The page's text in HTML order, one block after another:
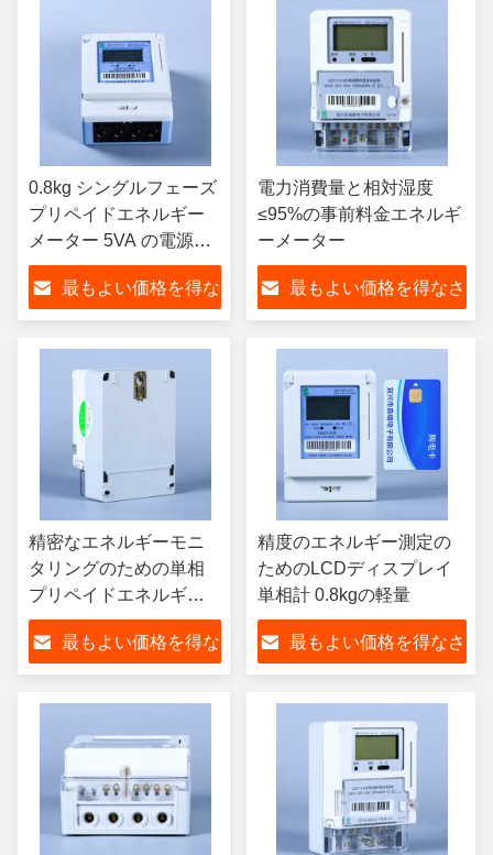
0.8kg シングルフェーズ
プリペイドエネルギー
メーター 5VA の電源消
費量と直接アクセス型
スタート電流 A 0.004Ib
最もよい価格を得な
電力消費量と相対湿度
≤95%の事前料金エネルギ
ーメーター
最もよい価格を得なさ
精密なエネルギーモニ
タリングのための単相
プリペイドエネルギー
メーター
最もよい価格を得な
精度のエネルギー測定の
ためのLCDディスプレイ
単相計 0.8kgの軽量
最もよい価格を得なさ